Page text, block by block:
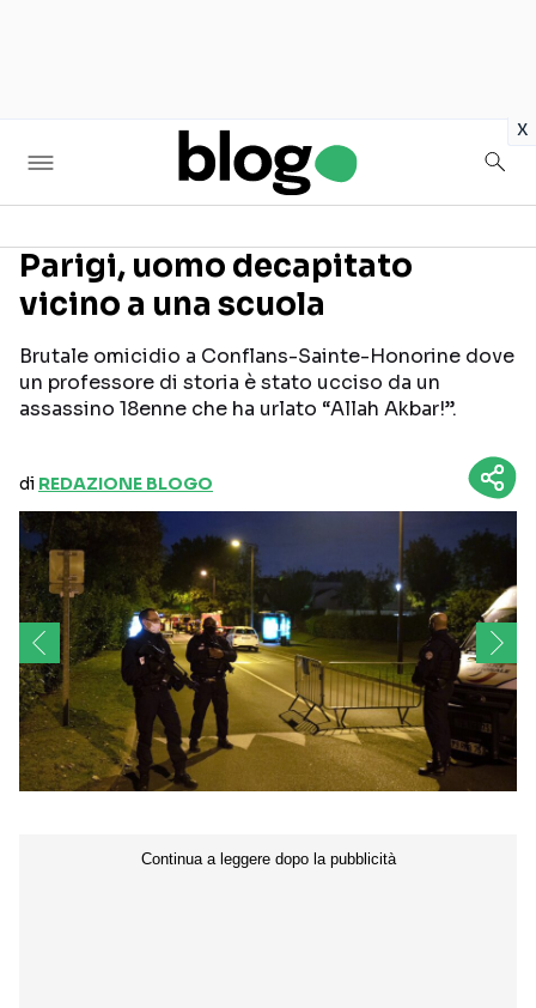
x
Seguici sui social
Parigi, uomo decapitato
vicino a una scuola
Brutale omicidio a Conflans-Sainte-Honorine dove
un professore di storia è stato ucciso da un
assassino 18enne che ha urlato “Allah Akbar!”.
di REDAZIONE BLOGO